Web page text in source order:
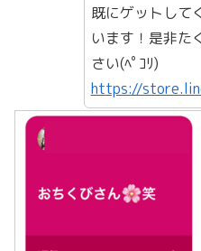
既にゲットして
います！是非た
さい(ﾍﾟｺﾘ)
https://